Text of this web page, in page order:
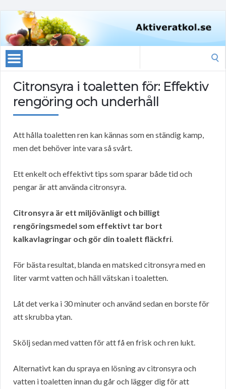
Citronsyra i toaletten för: Effektiv
rengöring och underhåll
Att hålla toaletten ren kan kännas som en ständig kamp,
men det behöver inte vara så svårt.
Ett enkelt och effektivt tips som sparar både tid och
pengar är att använda citronsyra.
Citronsyra är ett miljövänligt och billigt
rengöringsmedel som effektivt tar bort
kalkavlagringar och gör din toalett fläckfri.
För bästa resultat, blanda en matsked citronsyra med en
liter varmt vatten och häll vätskan i toaletten.
Låt det verka i 30 minuter och använd sedan en borste för
att skrubba ytan.
Skölj sedan med vatten för att få en frisk och ren lukt.
Alternativt kan du spraya en lösning av citronsyra och
vatten i toaletten innan du går och lägger dig för att